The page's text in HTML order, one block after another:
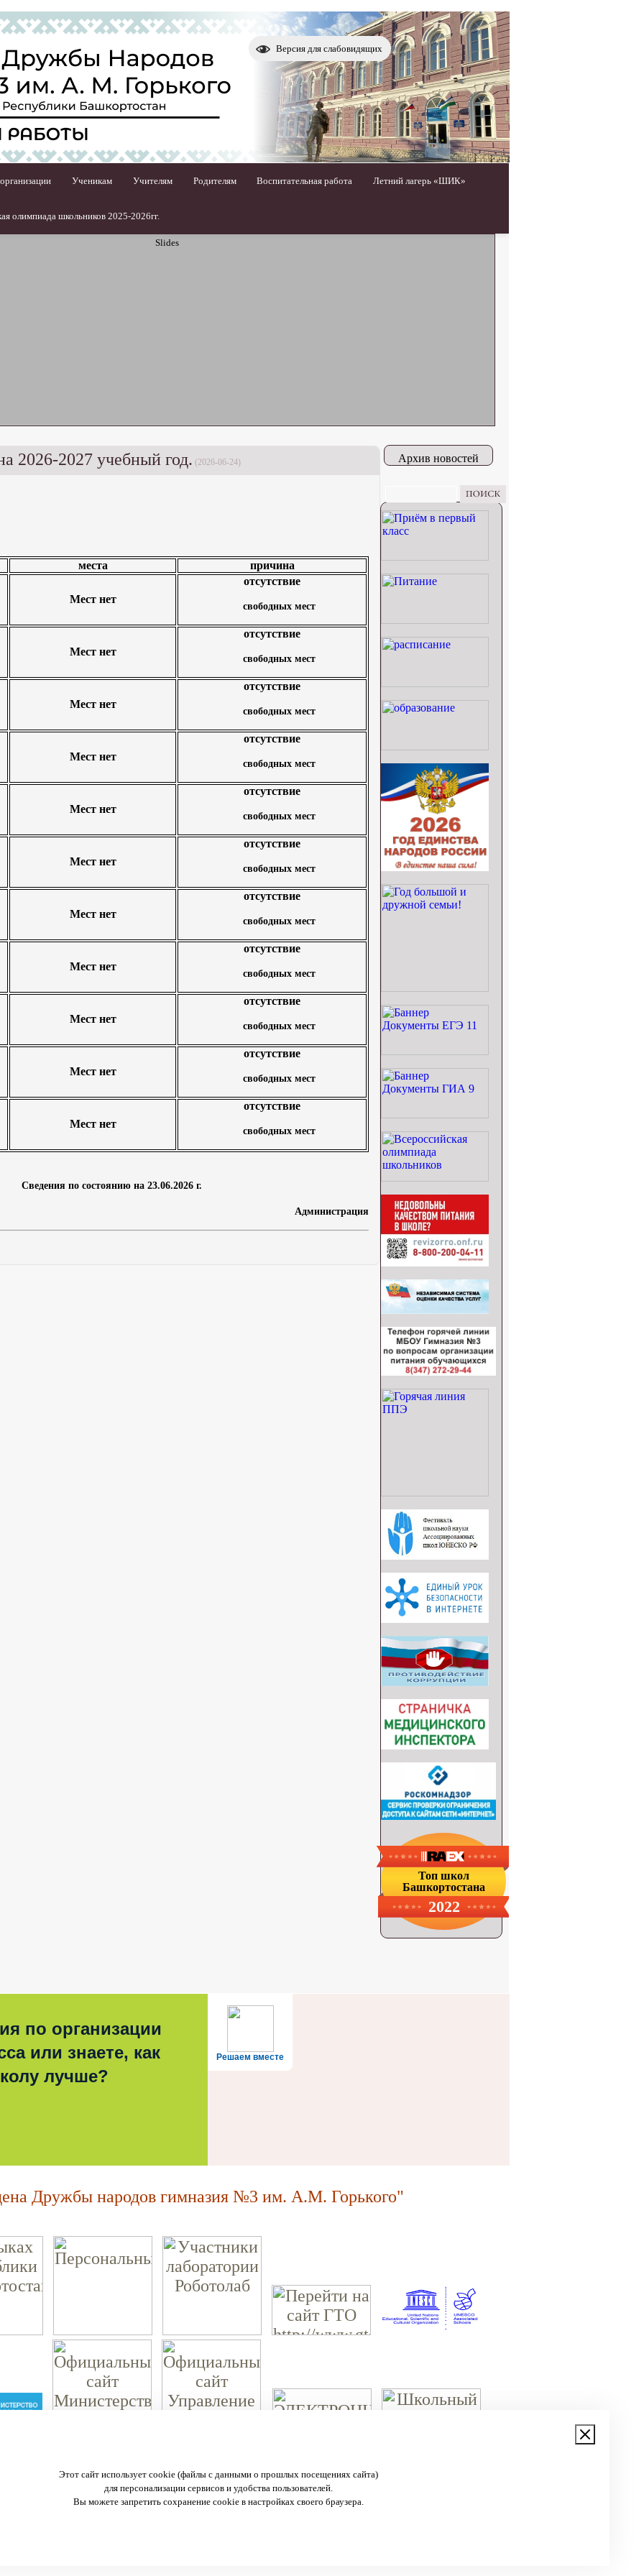
Версия для слабовидящих
Ученикам Учителям Родителям Воспитательная работа Летний лагерь «ШИК»
олимпиада школьников 2025-2026гг.
2026-2027 учебный год. (2026-06-24)
места причина
Мест нет
отсутствие
свободных мест
Мест нет
отсутствие
свободных мест
Мест нет
отсутствие
свободных мест
Мест нет
отсутствие
свободных мест
Мест нет
отсутствие
свободных мест
Мест нет
отсутствие
свободных мест
Мест нет
отсутствие
свободных мест
Мест нет
отсутствие
свободных мест
Мест нет
отсутствие
свободных мест
Мест нет
отсутствие
свободных мест
Мест нет
отсутствие
свободных мест
Сведения по состоянию на 23.06.2026 г.
Администрация
Архив новостей
Топ школ
Башкортостана
2022
Решаем вместе
по организации
или знаете, как
лучше?
Этот сайт использует cookie (файлы с данными о прошлых посещениях сайта)
для персонализации сервисов и удобства пользователей.
Вы можете запретить сохранение cookie в настройках своего браузера.
Дружбы народов гимназия №3 им. А.М. Горького"
450057 г. Уфа, ул. Пушкина 108
тел.:(347) 272-29-44, 272-29-44